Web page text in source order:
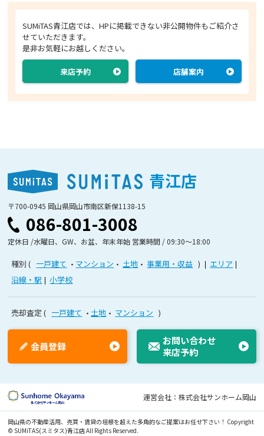
SUMiTAS青江店では、HPに掲載できない非公開物件もご紹介さ
せていただきます。
是非お気軽にお越しください。
来店予約 店舗案内
青江店
〒700-0945 岡山県岡山市南区新保1138-15
086-801-3008
定休日 /水曜日、GW、お盆、年末年始 営業時間 / 09:30〜18:00
種別 一戸建て マンション 土地 事業用・収益
エリア
沿線・駅
小学校
売却査定 一戸建て 土地 マンション
お問い合わせ
来店予約
会員登録
運営会社：株式会社サンホーム岡山
岡山県の不動産活用、売買・賃貸の垣根を超えた多角的なご提案はお任せ下さい！ Copyright
© SUMiTAS(スミタス)青江店 All Rights Reserved.